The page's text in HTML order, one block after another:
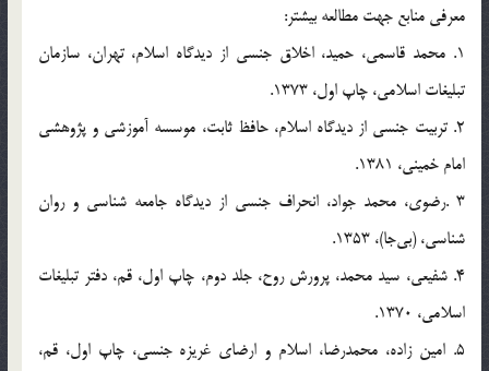
معرفي منابع جهت مطالعه بيشتر:
1. محمد قاسمي، حميد، اخلاق جنسي از ديدگاه اسلام، تهران، سازمان
تبليغات اسلامي، چاپ اول، 1373.
2. تربيت جنسي از ديدگاه اسلام، حافظ ثابت، موسسه آموزشي و پژوهشي
امام خميني، 1381.
3 .رضوي، محمد جواد، انحراف جنسي از ديدگاه جامعه شناسي و روان
شناسي، (بي‎جا)، 1353.
4. شفيعي، سيد محمد، پرورش روح، جلد دوم، چاپ اول، قم، دفتر تبليغات
اسلامي، 1370.
5. امين زاده، محمدرضا، اسلام و ارضاي غريزه جنسي، چاپ اول، قم،